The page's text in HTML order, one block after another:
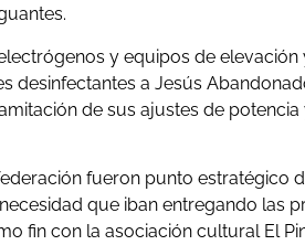
y equipos de
desinfectantes a Jesús
de sus ajustes de
fueron punto estratégico
que iban entregando las
fin con la asociación cultural El